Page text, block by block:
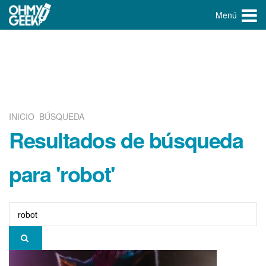
Menú
INICIO BÚSQUEDA
Resultados de búsqueda
para 'robot'